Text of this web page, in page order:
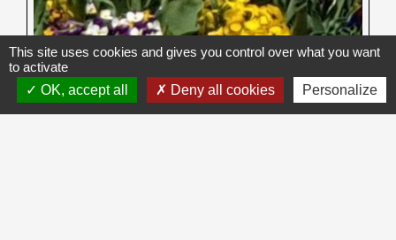
This site uses cookies and gives you control over what you want
to activate
OK, accept all
Deny all cookies Personalize